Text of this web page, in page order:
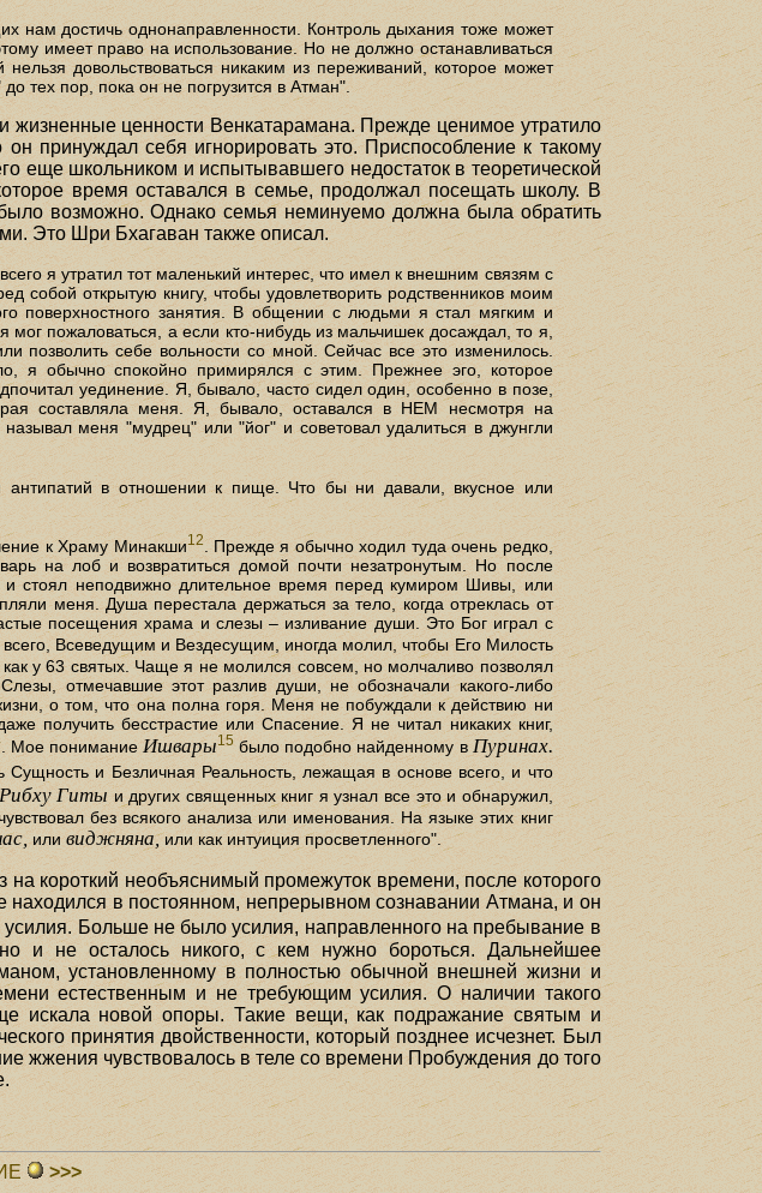
нам достичь однонаправленности. Контроль дыхания тоже может
имеет право на использование. Но не должно останавливаться
довольствоваться никаким из переживаний, которое может
тех пор, пока он не погрузится в Атман".
жизненные ценности Венкатарамана. Прежде ценимое утратило
принуждал себя игнорировать это. Приспособление к такому
еще школьником и испытывавшего недостаток в теоретической
время оставался в семье, продолжал посещать школу. В
возможно. Однако семья неминуемо должна была обратить
Это Шри Бхагаван также описал.
я утратил тот маленький интерес, что имел к внешним связям с
собой открытую книгу, чтобы удовлетворить родственников моим
поверхностного занятия. В общении с людьми я стал мягким и
пожаловаться, а если кто-нибудь из мальчишек досаждал, то я,
позволить себе вольности со мной. Сейчас все это изменилось.
я обычно спокойно примирялся с этим. Прежнее эго, которое
уединение. Я, бывало, часто сидел один, особенно в позе,
составляла меня. Я, бывало, оставался в НЕМ несмотря на
меня "мудрец" или "йог" и советовал удалиться в джунгли
в отношении к пище. Что бы ни давали, вкусное или
к Храму Минакши12. Прежде я обычно ходил туда очень редко,
на лоб и возвратиться домой почти незатронутым. Но после
стоял неподвижно длительное время перед кумиром Шивы, или
меня. Душа перестала держаться за тело, когда отреклась от
посещения храма и слезы – изливание души. Это Бог играл с
Всеведущим и Вездесущим, иногда молил, чтобы Его Милость
у 63 святых. Чаще я не молился совсем, но молчаливо позволял
отмечавшие этот разлив души, не обозначали какого-либо
о том, что она полна горя. Меня не побуждали к действию ни
получить бесстрастие или Спасение. Я не читал никаких книг,
. Мое понимание Ишвары15 было подобно найденному в Пуринах.
и Безличная Реальность, лежащая в основе всего, и что
Рибху Гиты и других священных книг я узнал все это и обнаружил,
без всякого анализа или именования. На языке этих книг
иливиджняна,или как интуиция просветленного".
короткий необъяснимый промежуток времени, после которого
в постоянном, непрерывном сознавании Атмана, и он
усилия. Больше не было усилия, направленного на пребывание в
и не осталось никого, с кем нужно бороться. Дальнейшее
установленному в полностью обычной внешней жизни и
естественным и не требующим усилия. О наличии такого
искала новой опоры. Такие вещи, как подражание святым и
принятия двойственности, который позднее исчезнет. Был
жжения чувствовалось в теле со времени Пробуждения до того
>>>